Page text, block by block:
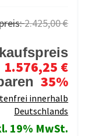
2.425,00 €
1.576,25 €
35%
innerhalb
Deutschlands
19% MwSt.